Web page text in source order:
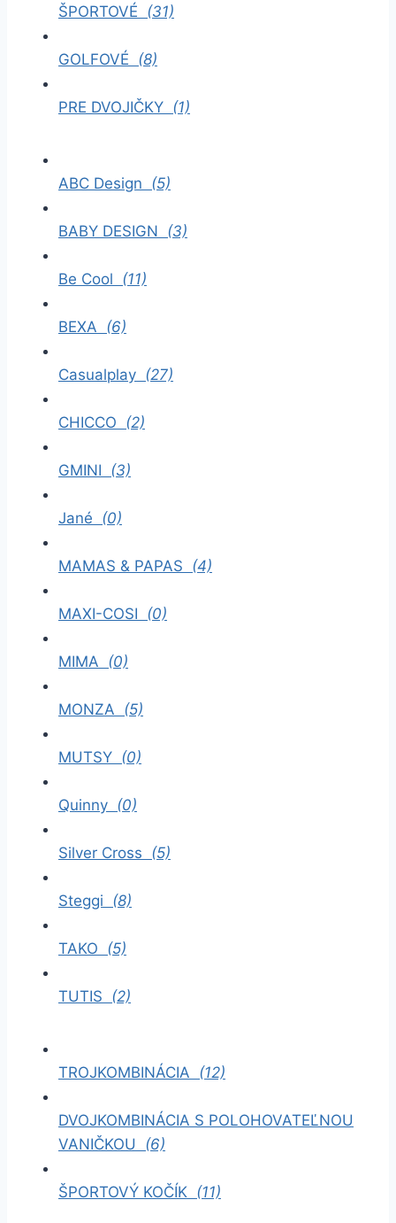
ŠPORTOVÉ (31)
GOLFOVÉ (8)
PRE DVOJIČKY (1)
ABC Design (5)
BABY DESIGN (3)
Be Cool (11)
BEXA (6)
Casualplay (27)
CHICCO (2)
GMINI (3)
Jané (0)
MAMAS & PAPAS (4)
MAXI-COSI (0)
MIMA (0)
MONZA (5)
MUTSY (0)
Quinny (0)
Silver Cross (5)
Steggi (8)
TAKO (5)
TUTIS (2)
TROJKOMBINÁCIA (12)
DVOJKOMBINÁCIA S POLOHOVATEĽNOU
VANIČKOU (6)
ŠPORTOVÝ KOČÍK (11)